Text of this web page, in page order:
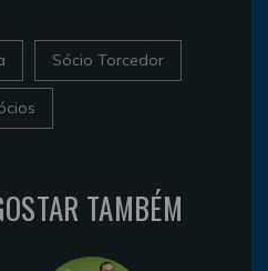
Sócio Torcedor
TAMBÉM